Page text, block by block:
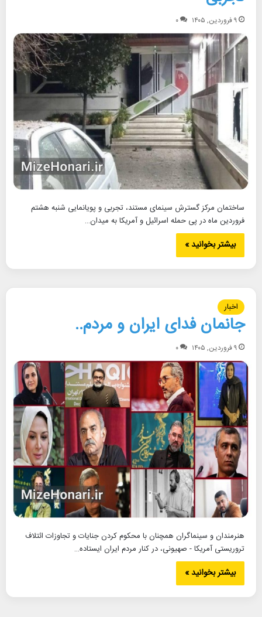
۹ فروردین, ۱۴۰۵ ۰
ساختمان مرکز گسترش سینمای مستند، تجربی و پویانمایی شنبه هشتم
فروردین ماه در پی حمله اسرائیل و آمریکا به میدان…
بیشتر بخوانید »
اخبار
جانمان فدای ایران و مردم..
۹ فروردین, ۱۴۰۵ ۰
هنرمندان و سینماگران همچنان با محکوم کردن جنایات و تجاوزات ائتلاف
تروریستی آمریکا - صهیونی، در کنار مردم ایران ایستاده…
بیشتر بخوانید »